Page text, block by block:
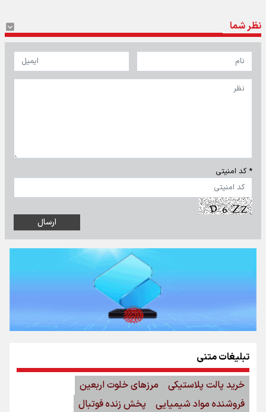
نظر شما
* کد امنیتی
تبلیغات متنی
خرید پالت پلاستیکی
مرزهای خلوت اربعین
فروشنده مواد شیمیایی
پخش زنده فوتبال